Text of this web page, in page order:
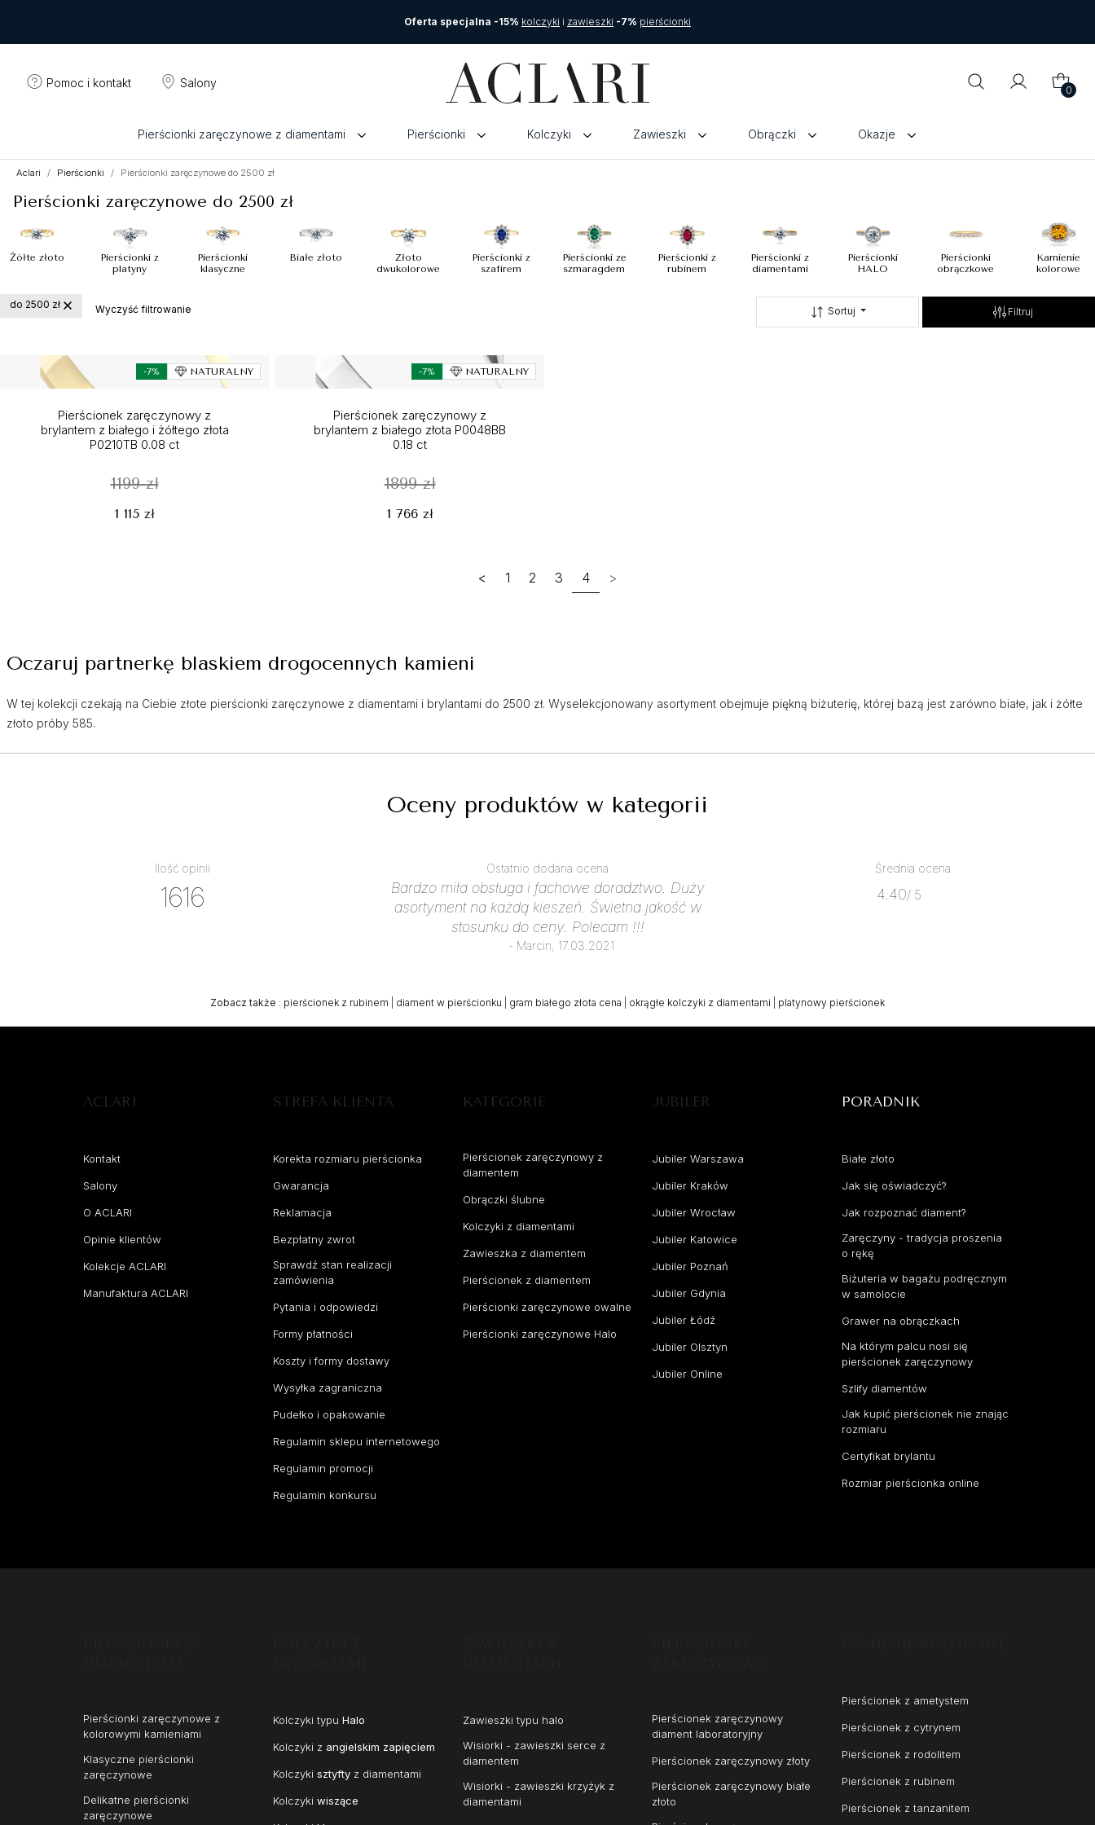
Oferta specjalna -15% kolczyki i zawieszki -7% pierścionki
Pomoc i kontakt Salony
0
Pierścionki zaręczynowe z diamentami Pierścionki Kolczyki Zawieszki Obrączki Okazje
Aclari Pierścionki Pierścionki zaręczynowe do 2500 zł
Pierścionki zaręczynowe do 2500 zł
Żółte złoto
Pierścionki z
platyny
Pierścionki
klasyczne
Białe złoto
Złoto
dwukolorowe
Pierścionki z
szafirem
Pierścionki ze
szmaragdem
Pierścionki z
rubinem
Pierścionki z
diamentami
Pierścionki
HALO
Pierścionki
obrączkowe
Kamienie
kolorowe
do 2500 zł Wyczyść filtrowanie Sortuj Filtruj
-7% NATURALNY
Pierścionek zaręczynowy z
brylantem z białego i żółtego złota
P0210TB 0.08 ct
1199 zł
1 115 zł
-7% NATURALNY
Pierścionek zaręczynowy z
brylantem z białego złota P0048BB
0.18 ct
1899 zł
1 766 zł
< 1 2 3 4 >
Oczaruj partnerkę blaskiem drogocennych kamieni
W tej kolekcji czekają na Ciebie złote pierścionki zaręczynowe z diamentami i brylantami do 2500 zł. Wyselekcjonowany asortyment obejmuje piękną biżuterię, której bazą jest zarówno białe, jak i żółte
złoto próby 585.
Oceny produktów w kategorii
Ilość opinii
1616
Ostatnio dodana ocena
Bardzo miła obsługa i fachowe doradztwo. Duży
asortyment na każdą kieszeń. Świetna jakość w
stosunku do ceny. Polecam !!!
- Marcin, 17.03.2021
Średnia ocena
4.40/ 5
Zobacz także : pierścionek z rubinem diament w pierścionku gram białego złota cena okrągłe kolczyki z diamentami platynowy pierścionek
ACLARI
Kontakt
Salony
O ACLARI
Opinie klientów
Kolekcje ACLARI
Manufaktura ACLARI
STREFA KLIENTA
Korekta rozmiaru pierścionka
Gwarancja
Reklamacja
Bezpłatny zwrot
Sprawdź stan realizacji
zamówienia
Pytania i odpowiedzi
Formy płatności
Koszty i formy dostawy
Wysyłka zagraniczna
Pudełko i opakowanie
Regulamin sklepu internetowego
Regulamin promocji
Regulamin konkursu
KATEGORIE
Pierścionek zaręczynowy z
diamentem
Obrączki ślubne
Kolczyki z diamentami
Zawieszka z diamentem
Pierścionek z diamentem
Pierścionki zaręczynowe owalne
Pierścionki zaręczynowe Halo
JUBILER
Jubiler Warszawa
Jubiler Kraków
Jubiler Wrocław
Jubiler Katowice
Jubiler Poznań
Jubiler Gdynia
Jubiler Łódź
Jubiler Olsztyn
Jubiler Online
PORADNIK
Białe złoto
Jak się oświadczyć?
Jak rozpoznać diament?
Zaręczyny - tradycja proszenia
o rękę
Biżuteria w bagażu podręcznym
w samolocie
Grawer na obrączkach
Na którym palcu nosi się
pierścionek zaręczynowy
Szlify diamentów
Jak kupić pierścionek nie znając
rozmiaru
Certyfikat brylantu
Rozmiar pierścionka online
Pierścionki zaręczynowe z
kolorowymi kamieniami
Klasyczne pierścionki
zaręczynowe
Delikatne pierścionki
zaręczynowe
Kolczyki typu Halo
Kolczyki z angielskim zapięciem
Kolczyki sztyftyz diamentami
Kolczyki wiszące
Zawieszki typu halo
Wisiorki - zawieszki serce z
diamentem
Wisiorki - zawieszki krzyżyk z
diamentami
Pierścionek zaręczynowy
diament laboratoryjny
Pierścionek zaręczynowy złoty
Pierścionek zaręczynowy białe
złoto
Pierścionek z ametystem
Pierścionek z cytrynem
Pierścionek z rodolitem
Pierścionek z rubinem
Pierścionek z tanzanitem